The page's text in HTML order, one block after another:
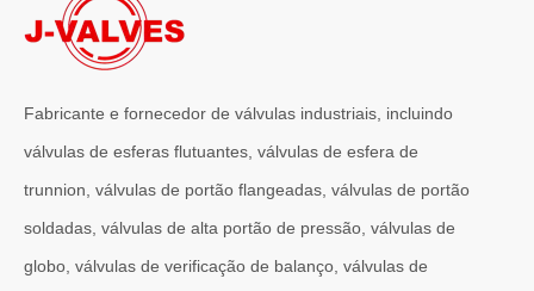
Por que os sistemas marítimos confiam nas válvulas gaveta C95800
Os sistemas de engenharia naval operam em alguns dos
Fabricante e fornecedor de válvulas industriais, incluindo
válvulas de esferas flutuantes, válvulas de esfera de
trunnion, válvulas de portão flangeadas, válvulas de portão
soldadas, válvulas de alta portão de pressão, válvulas de
globo, válvulas de verificação de balanço, válvulas de